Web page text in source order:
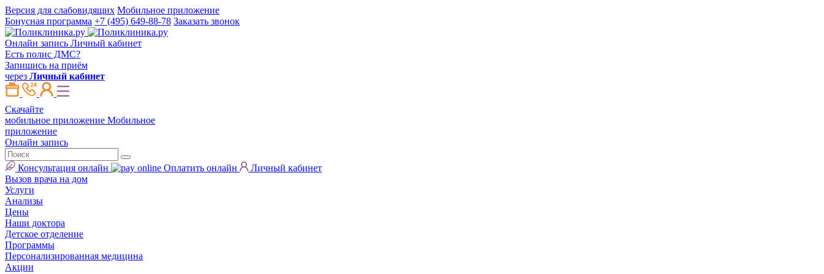
Версия для слабовидящих Мобильное приложение
Бонусная программа +7 (495) 649-88-78 Заказать звонок
Онлайн запись Личный кабинет
Есть полис ДМС?
Запишись на приём
через Личный кабинет
Скачайте
мобильное приложение Мобильное
приложение
Онлайн запись
Консультация онлайн Оплатить онлайн
Личный кабинет
Вызов врача на дом
Услуги
Анализы
Цены
Наши доктора
Детское отделение
Программы
Персонализированная медицина
Акции